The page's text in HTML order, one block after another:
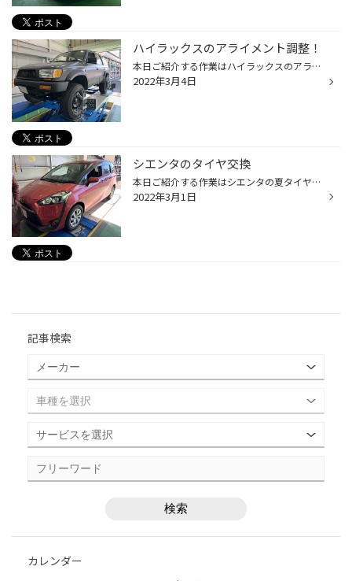
ハイラックスのアライメント調整！
本日ご紹介する作業はハイラックスのアライメント調整です！ ↓ リフトアップされたカッコいいハイラックスです！ ↓ 調整担当は刑部スタッフです！ここ最近ランクルとハイラックスのアライメント調整が多く、かなり手慣れた手つきで調整しています。 ランクルやハイラックスのアライメント調整は難易...
2022年3月4日
シエンタのタイヤ交換
本日ご紹介する作業はシエンタの夏タイヤ交換とアライメント調整です！ ↓ タイヤ値上がり前にタイヤの交換をしようという事で、夏タイヤを積んできてくれました！ ↓ アライメント調整と並行して夏タイヤ組替作業も行います。交換担当は西田店長と刑部スタッフです。 ↓ タイヤは【185/60R15 セイバー...
2022年3月1日
記事検索
カレンダー